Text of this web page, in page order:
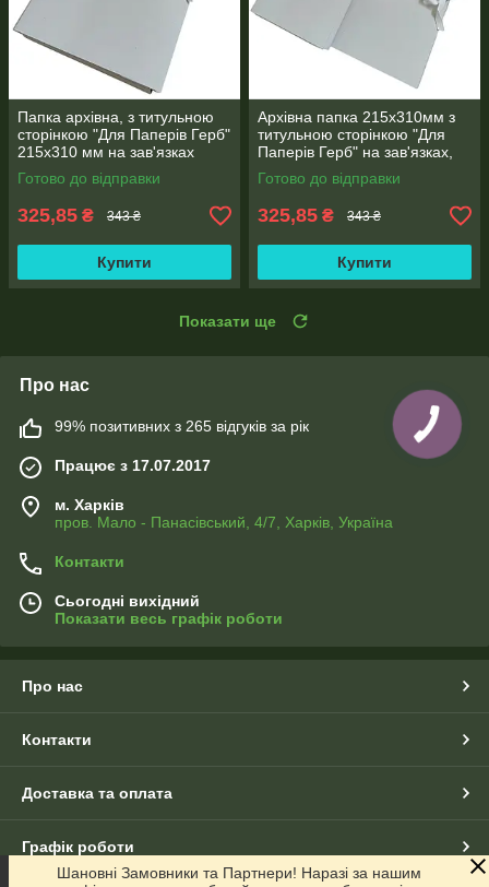
Папка архівна, з титульною
сторінкою "Для Паперів Герб"
215х310 мм на зав'язках
висота корінець 0,7-2,7 см
(25шт)
Готово до відправки
325,85 ₴ 343 ₴
Купити
Архівна папка 215х310мм з
титульною сторінкою "Для
Паперів Герб" на зав'язках,
корінець 0,7-2,6 см (25шт)
Готово до відправки
325,85 ₴ 343 ₴
Купити
Показати ще
Про нас
99% позитивних з 265 відгуків за рік
Працює з 17.07.2017
м. Харків
пров. Мало - Панасівський, 4/7, Харків, Україна
Контакти
Сьогодні вихідний
Показати весь графік роботи
Про нас
Контакти
Доставка та оплата
Графік роботи
Шановні Замовники та Партнери! Наразі за нашим